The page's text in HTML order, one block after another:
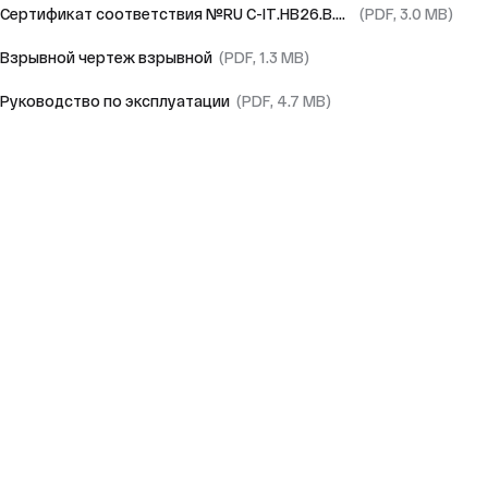
Сертификат соответствия №RU C-IT.HB26.B.03648/24 (PDF, 3.0 MB)
Взрывной чертеж взрывной (PDF, 1.3 MB)
Руководство по эксплуатации (PDF, 4.7 MB)